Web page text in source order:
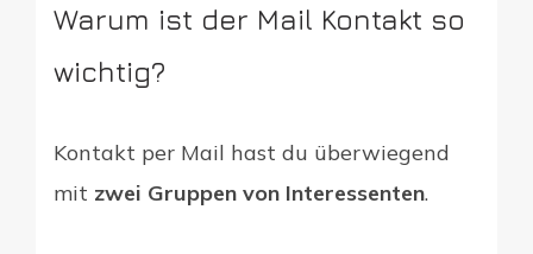
Warum ist der Mail Kontakt so
wichtig?
Kontakt per Mail hast du überwiegend
mit zwei Gruppen von Interessenten.